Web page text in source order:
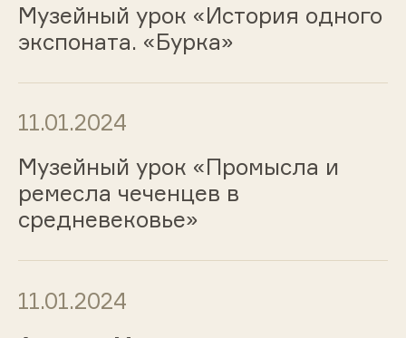
Музейный урок «История одного
экспоната. «Бурка»
11.01.2024
Музейный урок «Промысла и
ремесла чеченцев в
средневековье»
11.01.2024